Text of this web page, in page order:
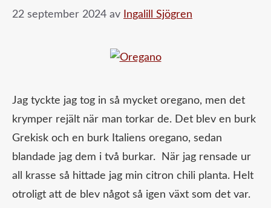
22 september 2024 av Ingalill Sjögren
Jag tyckte jag tog in så mycket oregano, men det
krymper rejält när man torkar de. Det blev en burk
Grekisk och en burk Italiens oregano, sedan
blandade jag dem i två burkar. När jag rensade ur
all krasse så hittade jag min citron chili planta. Helt
otroligt att de blev något så igen växt som det var.